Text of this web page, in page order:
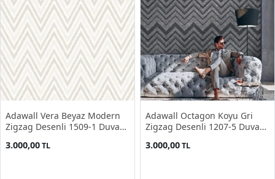
Adawall Vera Beyaz Modern
Zigzag Desenli 1509-1 Duvar
3.000,00TL
Adawall Octagon Koyu Gri
Zigzag Desenli 1207-5 Duvar
3.000,00TL